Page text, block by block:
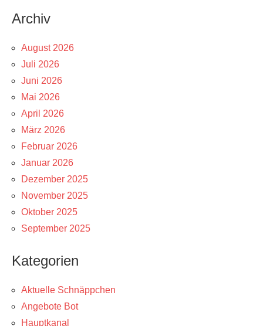
Archiv
August 2026
Juli 2026
Juni 2026
Mai 2026
April 2026
März 2026
Februar 2026
Januar 2026
Dezember 2025
November 2025
Oktober 2025
September 2025
Kategorien
Aktuelle Schnäppchen
Angebote Bot
Hauptkanal